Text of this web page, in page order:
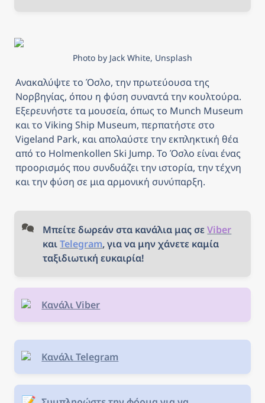
Photo by Jack White, Unsplash
Ανακαλύψτε το Όσλο, την πρωτεύουσα της
Νορβηγίας, όπου η φύση συναντά την κουλτούρα.
Εξερευνήστε τα μουσεία, όπως το Munch Museum
και το Viking Ship Museum, περπατήστε στο
Vigeland Park, και απολαύστε την εκπληκτική θέα
από το Holmenkollen Ski Jump. Το Όσλο είναι ένας
προορισμός που συνδυάζει την ιστορία, την τέχνη
και την φύση σε μια αρμονική συνύπαρξη.
Μπείτε δωρεάν στα κανάλια μας σε Viber
και Telegram, για να μην χάνετε καμία
ταξιδιωτική ευκαιρία!
Κανάλι Viber
Κανάλι Telegram